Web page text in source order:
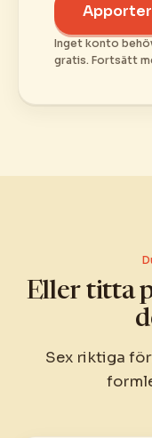
Inget konto
gratis. Fortsätt
Eller titta
Sex riktiga